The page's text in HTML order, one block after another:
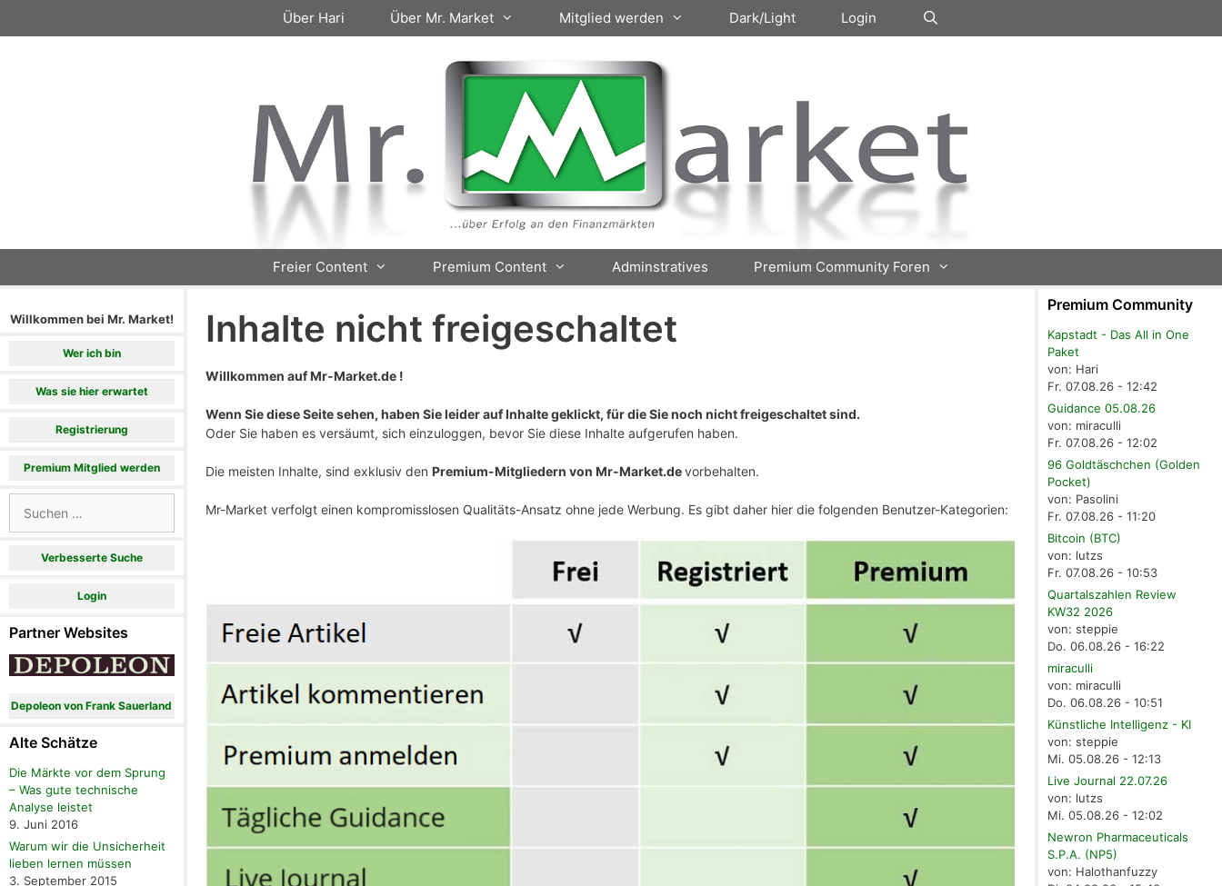
Über Hari Über Mr. Market Mitglied werden Dark/Light Login
Freier Content Premium Content Adminstratives Premium Community Foren
Inhalte nicht freigeschaltet
Willkommen auf Mr-Market.de !
Wenn Sie diese Seite sehen, haben Sie leider auf Inhalte geklickt, für die Sie noch nicht freigeschaltet sind.
Oder Sie haben es versäumt, sich einzuloggen, bevor Sie diese Inhalte aufgerufen haben.
Die meisten Inhalte, sind exklusiv den Premium-Mitgliedern von Mr-Market.devorbehalten.
Mr-Market verfolgt einen kompromisslosen Qualitäts-Ansatz ohne jede Werbung. Es gibt daher hier die folgenden Benutzer-Kategorien:
Willkommen bei Mr. Market!
Wer ich bin
Was sie hier erwartet
Registrierung
Premium Mitglied werden
nach:
Verbesserte Suche
Login
Partner Websites
Depoleon von Frank Sauerland
Alte Schätze
Die Märkte vor dem Sprung
– Was gute technische
Analyse leistet
9. Juni 2016
Warum wir die Unsicherheit
lieben lernen müssen
3. September 2015
Premium Community
Kapstadt - Das All in One
Paket
von: Hari
Fr. 07.08.26 - 12:42
Guidance 05.08.26
von: miraculli
Fr. 07.08.26 - 12:02
96 Goldtäschchen (Golden
Pocket)
von: Pasolini
Fr. 07.08.26 - 11:20
Bitcoin (BTC)
von: lutzs
Fr. 07.08.26 - 10:53
Quartalszahlen Review
KW32 2026
von: steppie
Do. 06.08.26 - 16:22
miraculli
von: miraculli
Do. 06.08.26 - 10:51
Künstliche Intelligenz - KI
von: steppie
Mi. 05.08.26 - 12:13
Live Journal 22.07.26
von: lutzs
Mi. 05.08.26 - 12:02
Newron Pharmaceuticals
S.P.A. (NP5)
von: Halothanfuzzy